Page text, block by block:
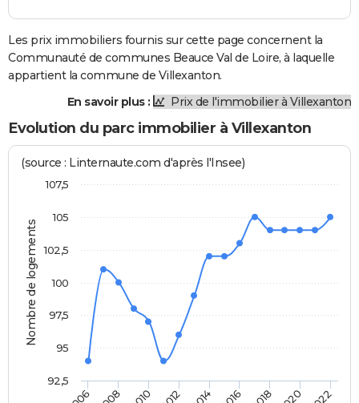
Les prix immobiliers fournis sur cette page concernent la
Communauté de communes Beauce Val de Loire, à laquelle
appartient la commune de Villexanton.
En savoir plus :
Prix de l'immobilier à Villexanton
Evolution du parc immobilier à Villexanton
Nombre de logements
(source : Linternaute.com d'après l'Insee)
92,5
95
97,5
100
102,5
105
107,5